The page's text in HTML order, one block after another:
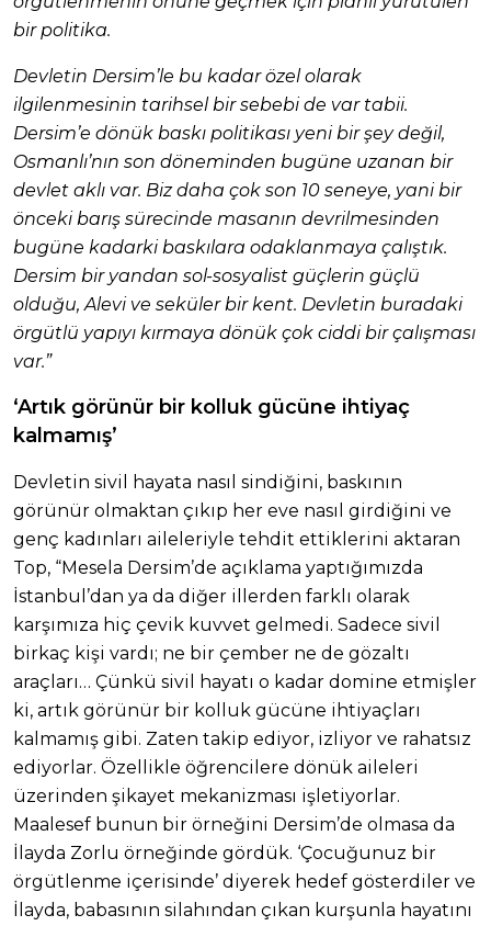
bir politika.
Devletin Dersim’le bu kadar özel olarak
ilgilenmesinin tarihsel bir sebebi de var tabii.
Dersim’e dönük baskı politikası yeni bir şey değil,
Osmanlı’nın son döneminden bugüne uzanan bir
devlet aklı var. Biz daha çok son 10 seneye, yani bir
önceki barış sürecinde masanın devrilmesinden
bugüne kadarki baskılara odaklanmaya çalıştık.
Dersim bir yandan sol-sosyalist güçlerin güçlü
olduğu, Alevi ve seküler bir kent. Devletin buradaki
örgütlü yapıyı kırmaya dönük çok ciddi bir çalışması
var.”
‘Artık görünür bir kolluk gücüne ihtiyaç
kalmamış’
Devletin sivil hayata nasıl sindiğini, baskının
görünür olmaktan çıkıp her eve nasıl girdiğini ve
genç kadınları aileleriyle tehdit ettiklerini aktaran
Top, “Mesela Dersim’de açıklama yaptığımızda
İstanbul’dan ya da diğer illerden farklı olarak
karşımıza hiç çevik kuvvet gelmedi. Sadece sivil
birkaç kişi vardı; ne bir çember ne de gözaltı
araçları… Çünkü sivil hayatı o kadar domine etmişler
ki, artık görünür bir kolluk gücüne ihtiyaçları
kalmamış gibi. Zaten takip ediyor, izliyor ve rahatsız
ediyorlar. Özellikle öğrencilere dönük aileleri
üzerinden şikayet mekanizması işletiyorlar.
Maalesef bunun bir örneğini Dersim’de olmasa da
İlayda Zorlu örneğinde gördük. ‘Çocuğunuz bir
örgütlenme içerisinde’ diyerek hedef gösterdiler ve
İlayda, babasının silahından çıkan kurşunla hayatını